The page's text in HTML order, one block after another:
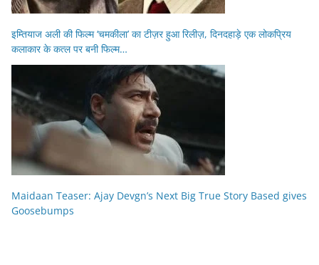
इम्तियाज अली की फिल्म ‘चमकीला’ का टीज़र हुआ रिलीज़, दिनदहाड़े एक लोकप्रिय
कलाकार के कत्ल पर बनी फिल्म…
Maidaan Teaser: Ajay Devgn’s Next Big True Story Based gives
Goosebumps